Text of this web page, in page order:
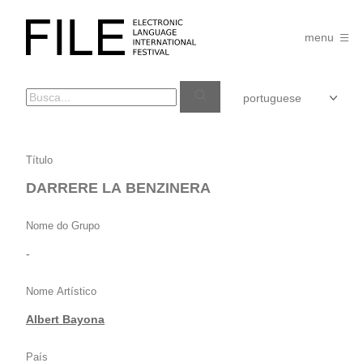
FILE
FESTIVAL
menu
DARRERE
LA
Título
DARRERE LA BENZINERA
Nome do Grupo
-
Nome Artístico
Albert Bayona
País